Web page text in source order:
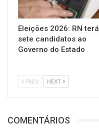
Eleições 2026: RN terá
sete candidatos ao
Governo do Estado
PREV NEXT
COMENTÁRIOS